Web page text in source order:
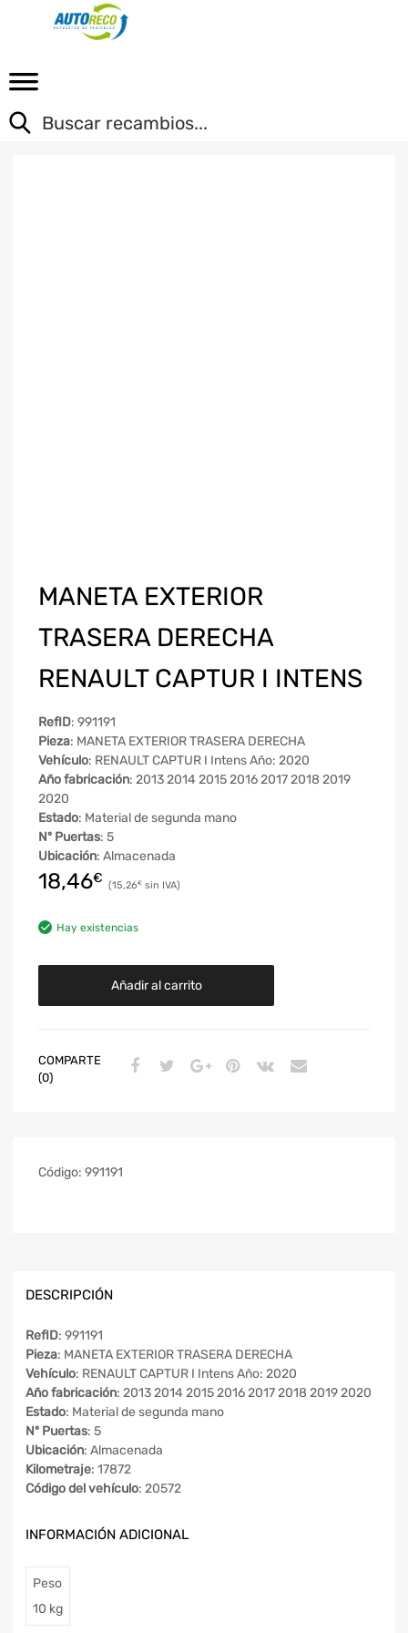
MANETA EXTERIOR
TRASERA DERECHA
RENAULT CAPTUR I INTENS
RefID: 991191
Pieza: MANETA EXTERIOR TRASERA DERECHA
Vehículo: RENAULT CAPTUR I Intens Año: 2020
Año fabricación: 2013 2014 2015 2016 2017 2018 2019
2020
Estado: Material de segunda mano
Nº Puertas: 5
Ubicación: Almacenada
18,46€ 15,26€
Hay existencias
Añadir al carrito
COMPARTE
(0)
Código: 991191
DESCRIPCIÓN
RefID: 991191
Pieza: MANETA EXTERIOR TRASERA DERECHA
Vehículo: RENAULT CAPTUR I Intens Año: 2020
Año fabricación: 2013 2014 2015 2016 2017 2018 2019 2020
Estado: Material de segunda mano
Nº Puertas: 5
Ubicación: Almacenada
Kilometraje: 17872
Código del vehículo: 20572
INFORMACIÓN ADICIONAL
Peso
10 kg